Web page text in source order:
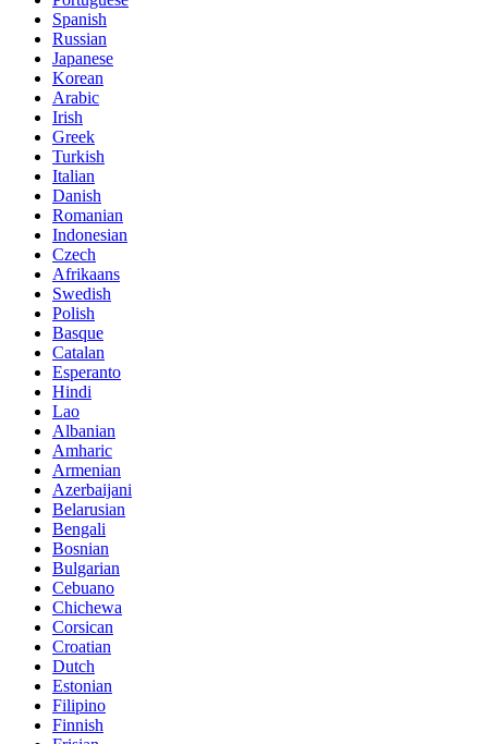
Spanish
Russian
Japanese
Korean
Arabic
Irish
Greek
Turkish
Italian
Danish
Romanian
Indonesian
Czech
Afrikaans
Swedish
Polish
Basque
Catalan
Esperanto
Hindi
Lao
Albanian
Amharic
Armenian
Azerbaijani
Belarusian
Bengali
Bosnian
Bulgarian
Cebuano
Chichewa
Corsican
Croatian
Dutch
Estonian
Filipino
Finnish